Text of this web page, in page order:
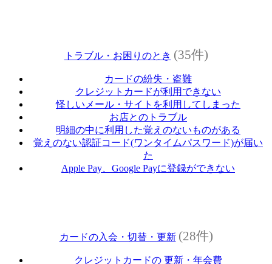
トラブル・お困りのとき (35件)
カードの紛失・盗難
クレジットカードが利用できない
怪しいメール・サイトを利用してしまった
お店とのトラブル
明細の中に利用した覚えのないものがある
覚えのない認証コード(ワンタイムパスワード)が届い
た
Apple Pay、Google Payに登録ができない
カードの入会・切替・更新 (28件)
クレジットカードの 更新・年会費